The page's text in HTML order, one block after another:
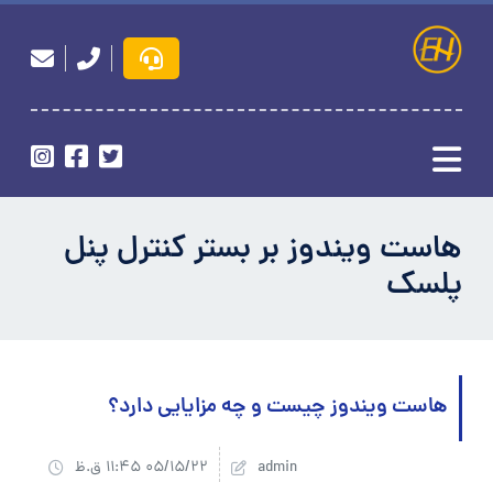
هاست ویندوز بر بستر کنترل پنل
پلسک
هاست ویندوز چیست و چه مزایایی دارد؟
05/15/22 11:45 ق.ظ admin